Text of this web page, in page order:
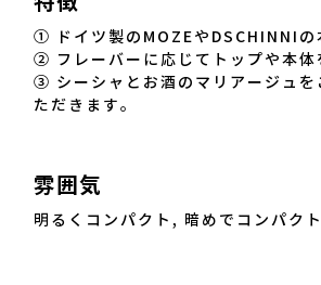
① ドイツ製のMOZEやDSCHINNIの
② フレーバーに応じてトップや本体
③ シーシャとお酒のマリアージュを
ただきます。
雰囲気
明るくコンパクト, 暗めでコンパクト